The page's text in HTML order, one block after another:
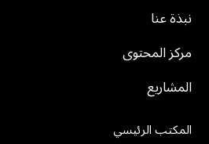
نبذة عنا
مركز المحتوى
المشاريع
المكتب الرئيسي